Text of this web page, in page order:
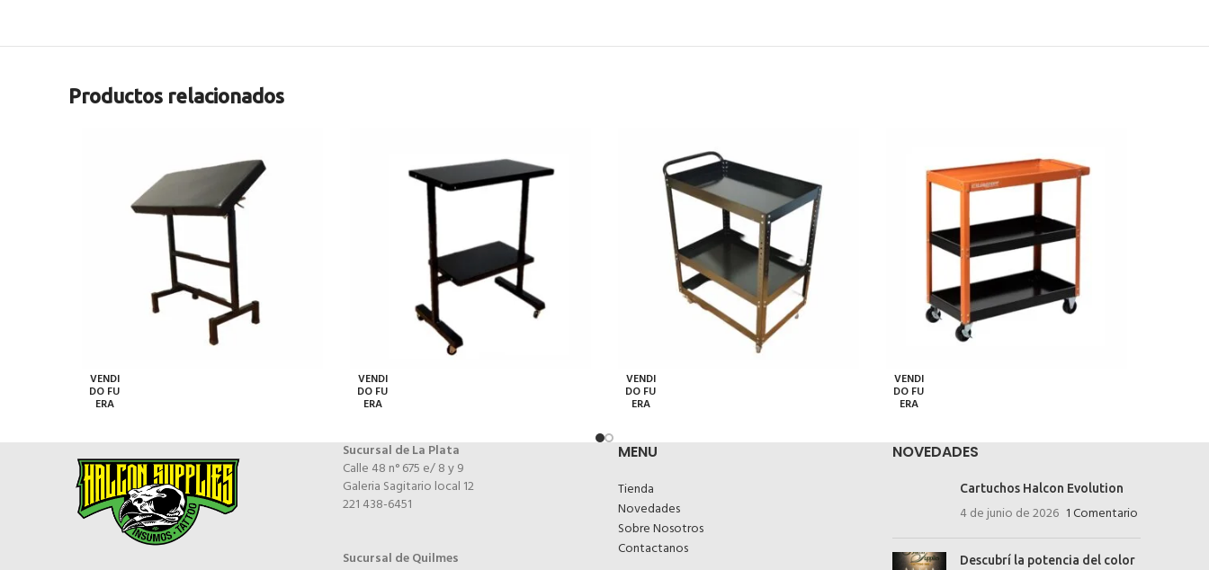
Productos relacionados
VENDI
DO FU
ERA
VENDI
DO FU
ERA
VENDI
DO FU
ERA
VENDI
DO FU
ERA
Sucursal de La Plata
Calle 48 n° 675 e/ 8 y 9
Galeria Sagitario local 12
221 438-6451
Sucursal de Quilmes
MENU
Tienda
Novedades
Sobre Nosotros
Contactanos
NOVEDADES
Cartuchos Halcon Evolution
4 de junio de 2026 1 Comentario
Descubrí la potencia del color